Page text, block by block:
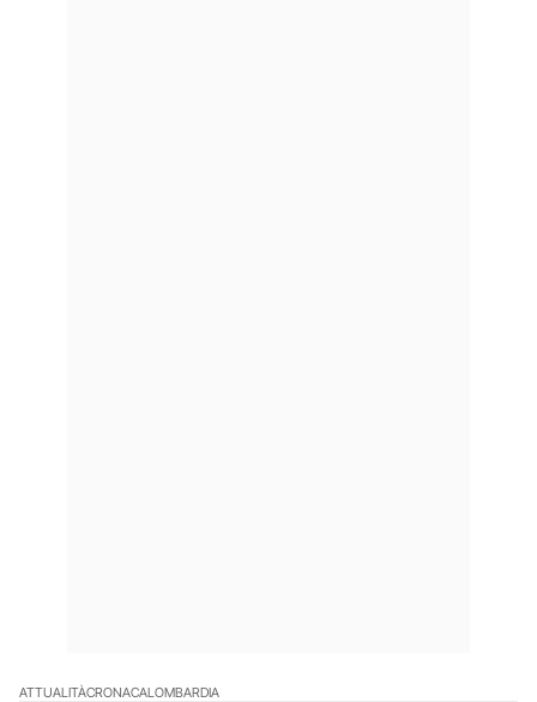
ATTUALITÀCRONACALOMBARDIA